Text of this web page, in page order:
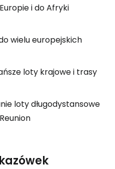
i do Afryki
wielu europejskich
loty krajowe i trasy
loty długodystansowe